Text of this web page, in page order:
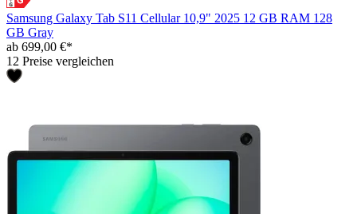
Samsung Galaxy Tab S11 Cellular 10,9" 2025 12 GB RAM 128
GB Gray
ab 699,00 €*
12 Preise vergleichen